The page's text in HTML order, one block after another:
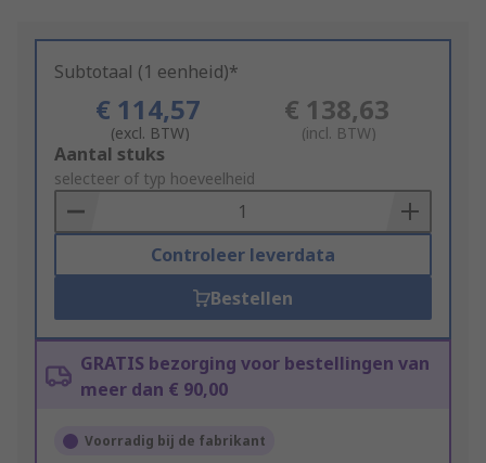
Subtotaal (1 eenheid)*
€ 114,57
(excl. BTW)
€ 138,63
(incl. BTW)
Add
to
Basket
Aantal stuks
selecteer of typ hoeveelheid
Controleer leverdata
Bestellen
GRATIS bezorging voor bestellingen van
meer dan € 90,00
Voorradig bij de fabrikant